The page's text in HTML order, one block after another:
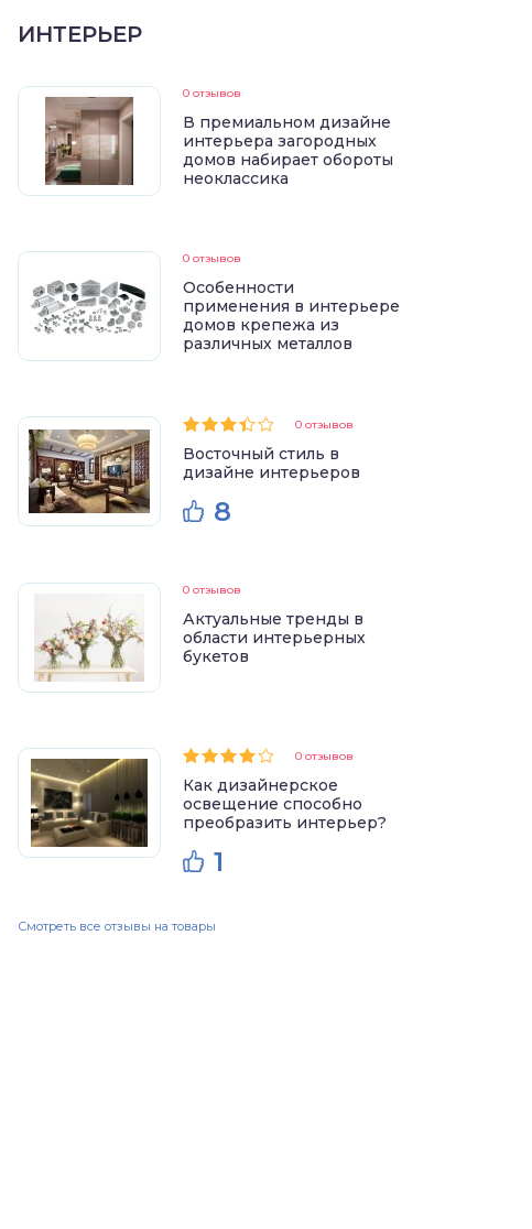
ИНТЕРЬЕР
0 отзывов
В премиальном дизайне
интерьера загородных
домов набирает обороты
неоклассика
0 отзывов
Особенности
применения в интерьере
домов крепежа из
различных металлов
0 отзывов
Восточный стиль в
дизайне интерьеров
8
0 отзывов
Актуальные тренды в
области интерьерных
букетов
0 отзывов
Как дизайнерское
освещение способно
преобразить интерьер?
1
Смотреть все отзывы на товары